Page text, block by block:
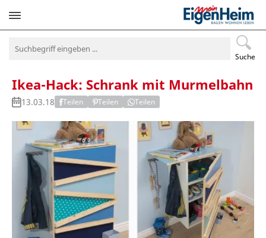
Suche
Navigation
Ikea-Hack: Schrank mit Murmelbahn
13.03.18 Teilen Teilen Teilen